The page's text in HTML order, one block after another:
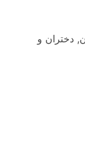
دختران و